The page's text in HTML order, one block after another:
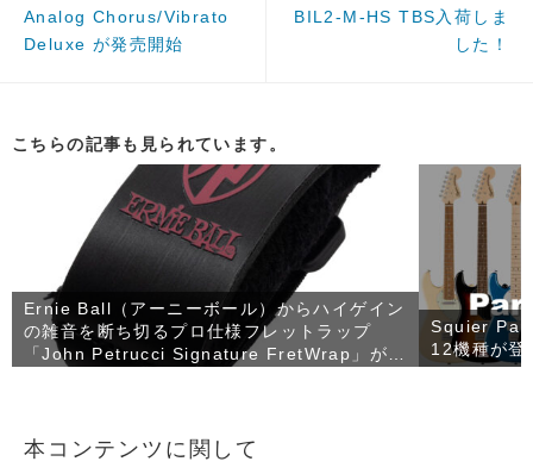
Analog Chorus/Vibrato
Deluxe が発売開始
BIL2-M-HS TBS入荷しま
した！
こちらの記事も見られています。
Ernie Ball（アーニーボール）からハイゲイン
の雑音を断ち切るプロ仕様フレットラップ
「John Petrucci Signature FretWrap」が発
Squier
12機種が登
本コンテンツに関して